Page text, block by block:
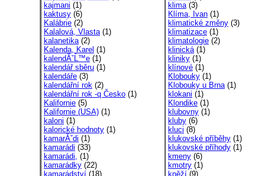
kajmani (1)
kaktusy (6)
Kalábrie (2)
Kalalová, Vlasta(1)
kalanetika(2)
Kalenda, Karel (1)
kalendĂˇĹ™e (1)
kalendář sběru (1)
kalendáře (3)
kalendářní rok (2)
kalendářní rok -q Česko (1)
Kalifornie (5)
Kalifornie (USA) (1)
kaloni (1)
kalorické hodnoty (1)
kamarĂˇdi (1)
kamarádi (33)
kamarádi, (1)
kamarádky (22)
kamarádství (18)
klima(3)
Klíma, Ivan (1)
klimatické změny (3)
klimatizace (1)
klimatologie (2)
klinická(1)
kliniky (1)
klínové (1)
Klobouky (1)
Klobouky u Brna(1)
klokani (1)
Klondike (1)
klubovny (1)
kluby (6)
kluci (8)
klukovské příběhy (1)
klukovské příhody (1)
kmeny (6)
kmotry (1)
kněží (9)